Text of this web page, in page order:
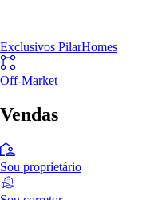
Exclusivos PilarHomes
Off-Market
Vendas
Sou proprietário